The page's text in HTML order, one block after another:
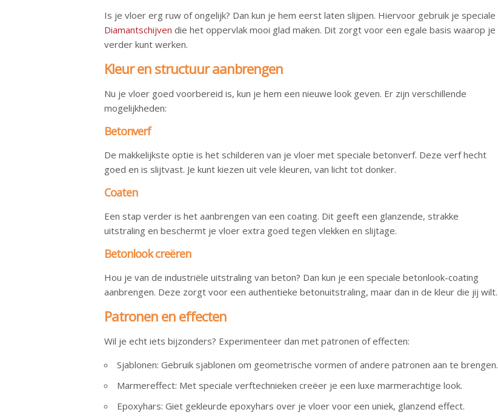
Is je vloer erg ruw of ongelijk? Dan kun je hem eerst laten slijpen. Hiervoor gebruik je speciale
Diamantschijven die het oppervlak mooi glad maken. Dit zorgt voor een egale basis waarop je
verder kunt werken.
Kleur en structuur aanbrengen
Nu je vloer goed voorbereid is, kun je hem een nieuwe look geven. Er zijn verschillende
mogelijkheden:
Betonverf
De makkelijkste optie is het schilderen van je vloer met speciale betonverf. Deze verf hecht
goed en is slijtvast. Je kunt kiezen uit vele kleuren, van licht tot donker.
Coaten
Een stap verder is het aanbrengen van een coating. Dit geeft een glanzende, strakke
uitstraling en beschermt je vloer extra goed tegen vlekken en slijtage.
Betonlook creëren
Hou je van de industriële uitstraling van beton? Dan kun je een speciale betonlook-coating
aanbrengen. Deze zorgt voor een authentieke betonuitstraling, maar dan in de kleur die jij wilt.
Patronen en effecten
Wil je echt iets bijzonders? Experimenteer dan met patronen of effecten:
Sjablonen: Gebruik sjablonen om geometrische vormen of andere patronen aan te brengen.
Marmereffect: Met speciale verftechnieken creëer je een luxe marmerachtige look.
Epoxyhars: Giet gekleurde epoxyhars over je vloer voor een uniek, glanzend effect.